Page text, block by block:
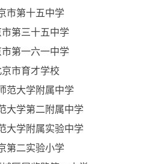
市第十五中学
第三十五中学
第一六一中学
京市育才学校
范大学附属中学
大学第二附属中学
大学附属实验中学
第二实验小学